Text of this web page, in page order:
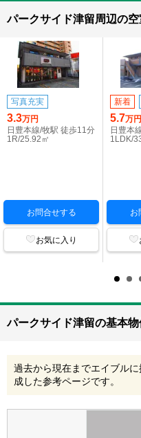
パークサイド津留周辺の
写真充実
3.3万円
日豊本線/牧駅 徒歩11分
1R/25.92㎡
お問合せする
お気に入り
新着
5.7万円
日豊本
1LDK/
お
パークサイド津留の基本物
過去から現在までエイブル
成した参考ページです。